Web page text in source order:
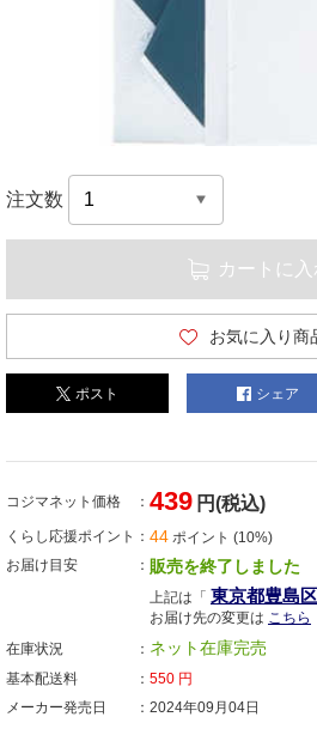
注文数
カートに入
お気に入り商
ポスト シェア
コジマネット価格 439 円(税込)
くらし応援ポイント 44 ポイント (10%)
お届け目安
販売を終了しました
上記は「 東京都豊島区
お届け先の変更は こちら
在庫状況
ネット在庫完売
基本配送料 550 円
メーカー発売日
2024年09月04日